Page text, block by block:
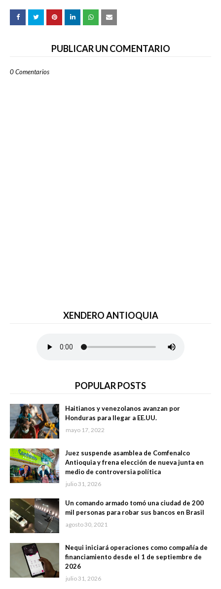
PUBLICAR UN COMENTARIO
0 Comentarios
XENDERO ANTIOQUIA
POPULAR POSTS
Haitianos y venezolanos avanzan por
Honduras para llegar a EE.UU.
mayo 17, 2022
Juez suspende asamblea de Comfenalco
Antioquia y frena elección de nueva junta en
medio de controversia política
julio 31, 2026
Un comando armado tomó una ciudad de 200
mil personas para robar sus bancos en Brasil
agosto 30, 2021
Nequi iniciará operaciones como compañía de
financiamiento desde el 1 de septiembre de
2026
julio 31, 2026